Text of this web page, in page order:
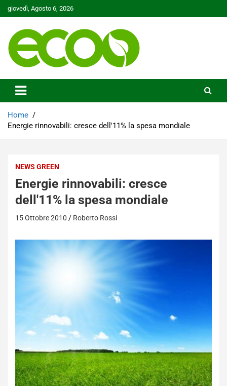
Skip
to
giovedì, Agosto 6, 2026
Ecoo.it
Home
Energie rinnovabili: cresce dell'11% la spesa mondiale
NEWS GREEN
Energie rinnovabili: cresce
dell'11% la spesa mondiale
15 Ottobre 2010 Roberto Rossi